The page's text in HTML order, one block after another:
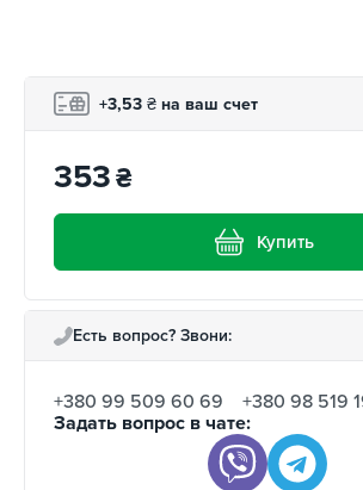
+3,53 ₴ на ваш счет
353₴
Купить
Есть вопрос? Звони:
+380 99 509 60 69
+380 98 519
Задать вопрос в чате: